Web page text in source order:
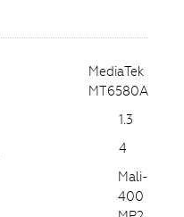
MediaTek
MT6580A
1.3
4
Mali-
400